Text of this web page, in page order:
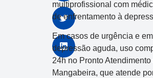
multiprofissional com
de enfrentamento à
Em casos de urgência e
depressão aguda, uso
24h no Pronto
Mangabeira, que atende